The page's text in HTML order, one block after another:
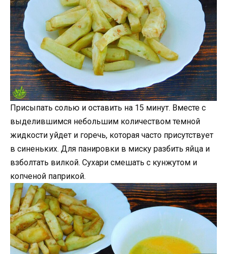
Присыпать солью и оставить на 15 минут. Вместе с
выделившимся небольшим количеством темной
жидкости уйдет и горечь, которая часто присутствует
в синеньких. Для панировки в миску разбить яйца и
взболтать вилкой. Сухари смешать с кунжутом и
копченой паприкой.